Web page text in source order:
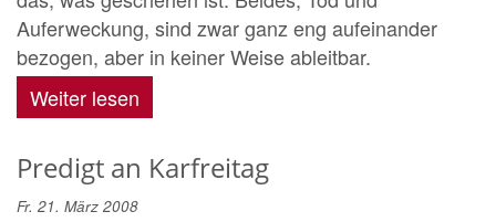
Auferweckung, sind zwar ganz eng aufeinander
bezogen, aber in keiner Weise ableitbar.
Weiter lesen
Predigt an Karfreitag
Fr. 21. März 2008